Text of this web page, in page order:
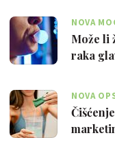
NOVA
Može li
raka
NOVA